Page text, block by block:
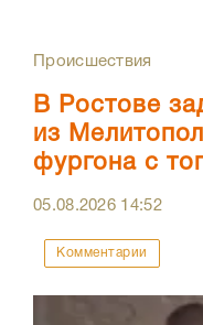
Происшествия
В Ростове
из
фургона с
05.08.2026 14:52
Комментарии